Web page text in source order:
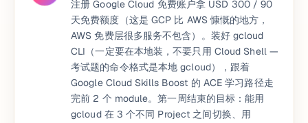
注册 Google Cloud 免费账户拿 USD 300 / 90
天免费额度（这是 GCP 比 AWS 慷慨的地方，
AWS 免费层很多服务不包含）。装好 gcloud
CLI（一定要在本地装，不要只用 Cloud Shell —
考试题的命令格式是本地 gcloud），跟着
Google Cloud Skills Boost 的 ACE 学习路径走
完前 2 个 module。第一周结束的目标：能用
gcloud 在 3 个不同 Project 之间切换、用